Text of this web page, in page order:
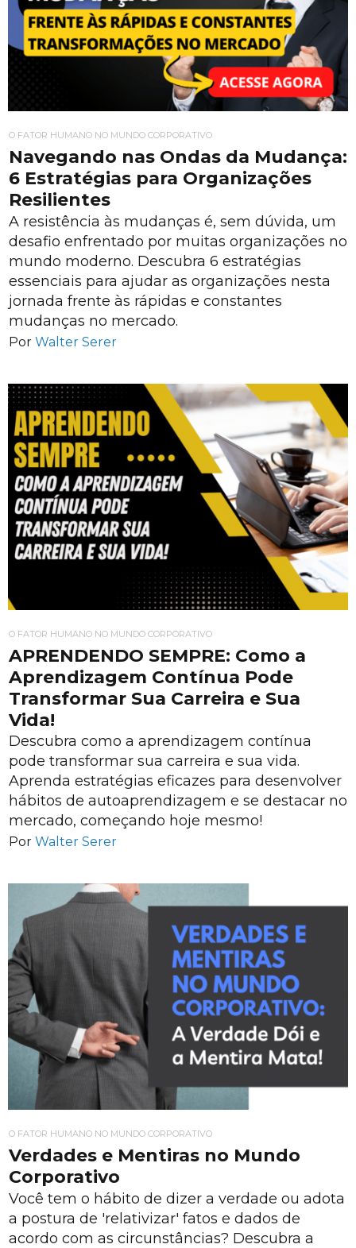
O FATOR HUMANO NO MUNDO CORPORATIVO
Navegando nas Ondas da Mudança:
6 Estratégias para Organizações
Resilientes
A resistência às mudanças é, sem dúvida, um
desafio enfrentado por muitas organizações no
mundo moderno. Descubra 6 estratégias
essenciais para ajudar as organizações nesta
jornada frente às rápidas e constantes
mudanças no mercado.
Por Walter Serer
O FATOR HUMANO NO MUNDO CORPORATIVO
APRENDENDO SEMPRE: Como a
Aprendizagem Contínua Pode
Transformar Sua Carreira e Sua
Vida!
Descubra como a aprendizagem contínua
pode transformar sua carreira e sua vida.
Aprenda estratégias eficazes para desenvolver
hábitos de autoaprendizagem e se destacar no
mercado, começando hoje mesmo!
Por Walter Serer
O FATOR HUMANO NO MUNDO CORPORATIVO
Verdades e Mentiras no Mundo
Corporativo
Você tem o hábito de dizer a verdade ou adota
a postura de 'relativizar' fatos e dados de
acordo com as circunstâncias? Descubra a